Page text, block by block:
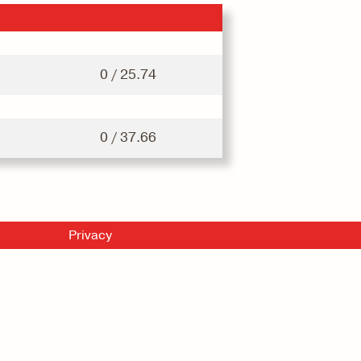
0 / 25.74
0 / 37.66
Privacy